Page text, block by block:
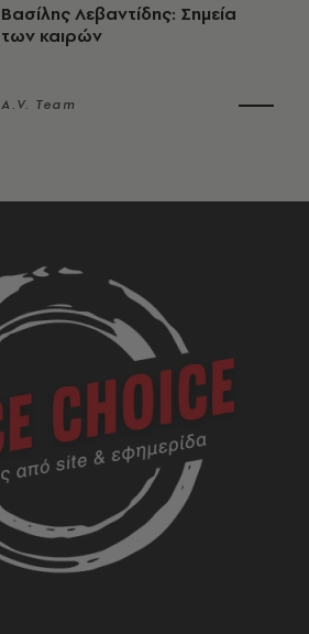
Βασίλης Λεβαντίδης: Σημεία
των καιρών
A.V. Team